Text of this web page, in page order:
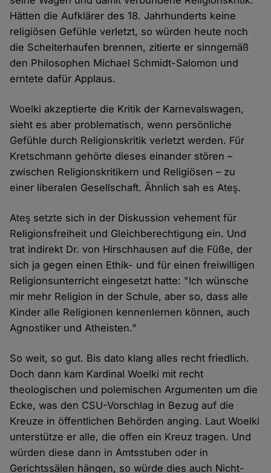
Hätten die Aufklärer des 18. Jahrhunderts keine
religiösen Gefühle verletzt, so würden heute noch
die Scheiterhaufen brennen, zitierte er sinngemäß
den Philosophen Michael Schmidt-Salomon und
erntete dafür Applaus.
Woelki akzeptierte die Kritik der Karnevalswagen,
sieht es aber problematisch, wenn persönliche
Gefühle durch Religionskritik verletzt werden. Für
Kretschmann gehörte dieses einander stören –
zwischen Religionskritikern und Religiösen – zu
einer liberalen Gesellschaft. Ähnlich sah es Ateş.
Ateş setzte sich in der Diskussion vehement für
Religionsfreiheit und Gleichberechtigung ein. Und
trat indirekt Dr. von Hirschhausen auf die Füße, der
sich ja gegen einen Ethik- und für einen freiwilligen
Religionsunterricht eingesetzt hatte: "Ich wünsche
mir mehr Religion in der Schule, aber so, dass alle
Kinder alle Religionen kennenlernen können, auch
Agnostiker und Atheisten."
So weit, so gut. Bis dato klang alles recht friedlich.
Doch dann kam Kardinal Woelki mit recht
theologischen und polemischen Argumenten um die
Ecke, was den CSU-Vorschlag in Bezug auf die
Kreuze in öffentlichen Behörden anging. Laut Woelki
unterstütze er alle, die offen ein Kreuz tragen. Und
würden diese dann in Amtsstuben oder in
Gerichtssälen hängen, so würde dies auch Nicht-